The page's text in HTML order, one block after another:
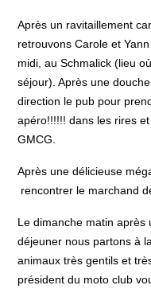
Après un ravitaillement
retrouvons Carole et
midi, au Schmalick (lieu
séjour). Après une
direction le pub pour
apéro!!!!!! dans les rires
GMCG.
Après une délicieuse
rencontrer le marchand
Le dimanche matin après
déjeuner nous partons à
animaux très gentils et
président du moto club